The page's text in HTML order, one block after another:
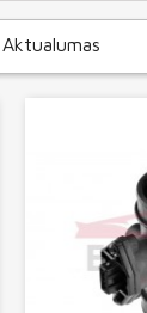
Aktualumas